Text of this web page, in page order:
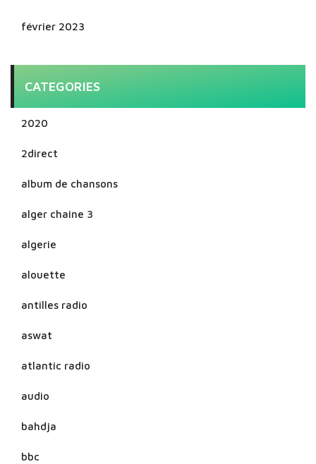
février 2023
CATEGORIES
2020
2direct
album de chansons
alger chaine 3
algerie
alouette
antilles radio
aswat
atlantic radio
audio
bahdja
bbc